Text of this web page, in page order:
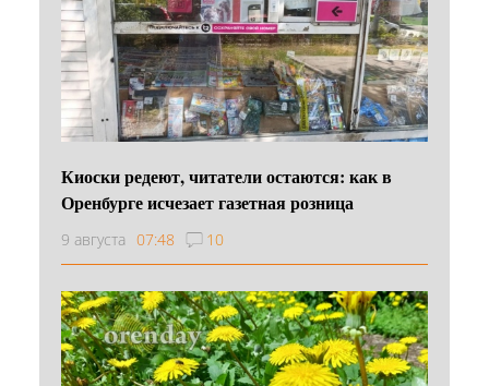
Киоски редеют, читатели остаются: как в
Оренбурге исчезает газетная розница
9 августа 07:48 10